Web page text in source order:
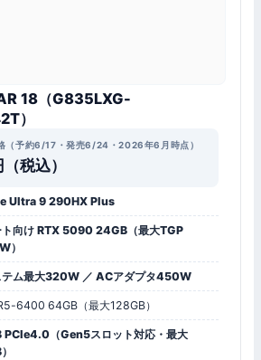
18（G835LXG-
）
（予約6/17・発売6/24・2026年6月時点）
税込）
Ultra 9 290HX Plus
ト向け RTX 5090 24GB（最大TGP
）
テム最大320W ／ ACアダプタ450W
6400 64GB（最大128GB）
PCIe4.0（Gen5スロット対応・最大